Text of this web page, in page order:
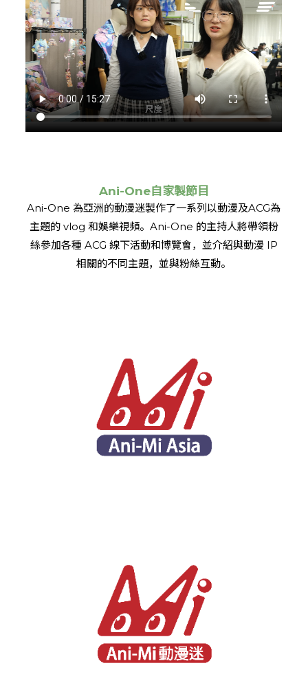
Ani-One自家製節目
Ani-One 為亞洲的動漫迷製作了一系列以動漫及ACG為
主題的 vlog 和娛樂視頻。Ani-One 的主持人將帶領粉
絲參加各種 ACG 線下活動和博覽會，並介紹與動漫 IP
相關的不同主題，並與粉絲互動。